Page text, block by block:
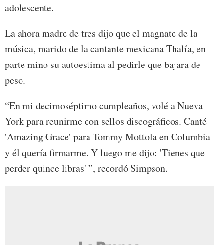
adolescente.
La ahora madre de tres dijo que el magnate de la
música, marido de la cantante mexicana Thalía, en
parte mino su autoestima al pedirle que bajara de
peso.
“En mi decimoséptimo cumpleaños, volé a Nueva
York para reunirme con sellos discográficos. Canté
'Amazing Grace' para Tommy Mottola en Columbia
y él quería firmarme. Y luego me dijo: 'Tienes que
perder quince libras' ”, recordó Simpson.